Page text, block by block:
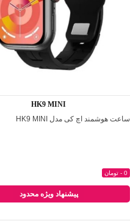
اضافه به مقایسه
HK9 MINI
ساعت هوشمند اچ کی مدل HK9 MINI
0 - تومان
پیشنهاد ویژه محدود